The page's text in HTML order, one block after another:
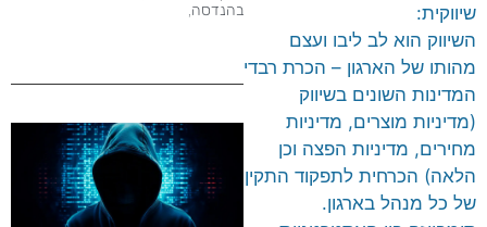
שיווקית:
השיווק הוא לב ליבו ועצם
מהותו של הארגון – הכרת רבדי
המדינות השונים בשיווק
(מדיניות מוצרים, מדיניות
מחירים, מדיניות הפצה וכן
הלאה) הכרחית לתפקוד התקין
של כל מנהל בארגון.
בהנדסה,